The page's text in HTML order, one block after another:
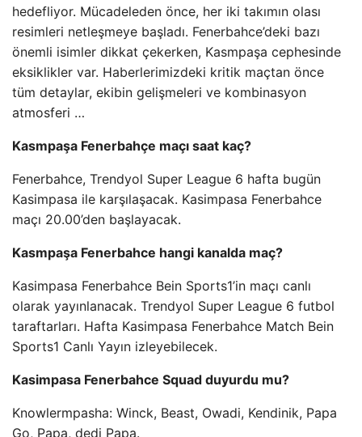
hedefliyor. Mücadeleden önce, her iki takımın olası
resimleri netleşmeye başladı. Fenerbahce’deki bazı
önemli isimler dikkat çekerken, Kasmpaşa cephesinde
eksiklikler var. Haberlerimizdeki kritik maçtan önce
tüm detaylar, ekibin gelişmeleri ve kombinasyon
atmosferi …
Kasmpaşa Fenerbahçe maçı saat kaç?
Fenerbahce, Trendyol Super League 6 hafta bugün
Kasimpasa ile karşılaşacak. Kasimpasa Fenerbahce
maçı 20.00’den başlayacak.
Kasmpaşa Fenerbahce hangi kanalda maç?
Kasimpasa Fenerbahce Bein Sports1’in maçı canlı
olarak yayınlanacak. Trendyol Super League 6 futbol
taraftarları. Hafta Kasimpasa Fenerbahce Match Bein
Sports1 Canlı Yayın izleyebilecek.
Kasimpasa Fenerbahce Squad duyurdu mu?
Knowlermpasha: Winck, Beast, Owadi, Kendinik, Papa
Go, Papa, dedi Papa.